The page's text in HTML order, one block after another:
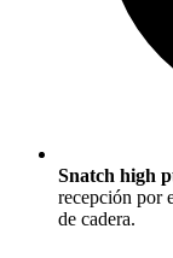
Snatch high
recepción por
de cadera.